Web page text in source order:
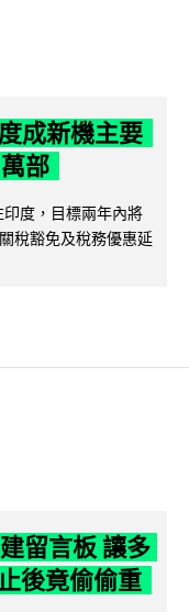
成新機主要
部
度，目標兩年內將
稅豁免及稅務優惠延
留言板 讓多
後竟偷偷重